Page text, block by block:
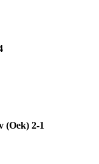
(Oek) 2-1